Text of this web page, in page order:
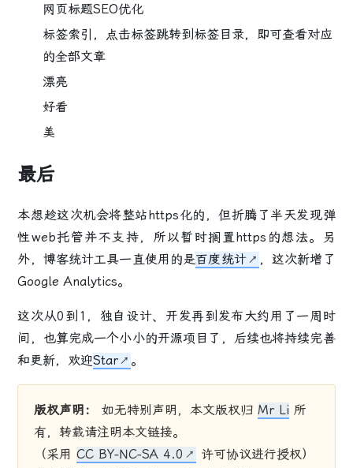
网页标题SEO优化
标签索引，点击标签跳转到标签目录，即可查看对应
的全部文章
漂亮
好看
美
最后
本想趁这次机会将整站https化的，但折腾了半天发现弹
性web托管并不支持，所以暂时搁置https的想法。另
外，博客统计工具一直使用的是百度统计
，这次新增了
Google Analytics。
这次从0到1，独自设计、开发再到发布大约用了一周时
间，也算完成一个小小的开源项目了，后续也将持续完善
和更新，欢迎Star 。
版权声明： 如无特别声明，本文版权归Mr Li 所
有，转载请注明本文链接。
（采用CC BY-NC-SA 4.0
许可协议进行授权）